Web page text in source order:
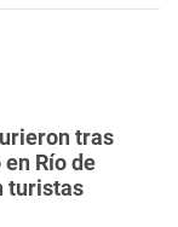
tras
Río de
turistas